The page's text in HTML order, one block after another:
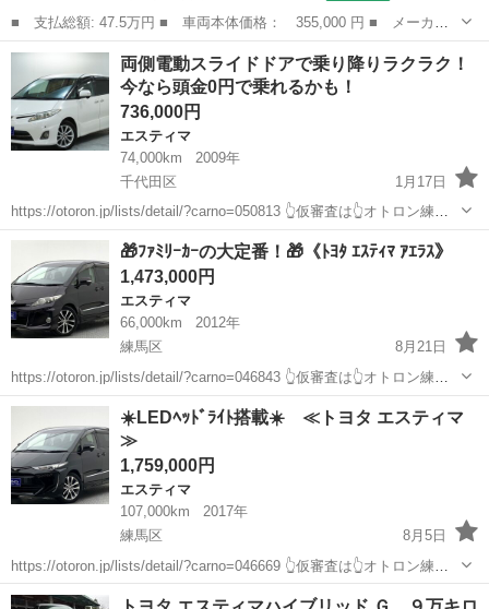
■ 支払総額: 47.5万円 ■ 車両本体価格： 355,000 円 ■ メーカー
名： トヨタ ■ 車種名： エスティマ ■ グレード名： ２．４ア
エラス Ｇエディション バックカメラ ドライブレコーダー 両側
パワースライ...
埼玉 三郷市 エスティマ
両側電動スライドドアで乗り降りラクラク！
今なら頭金0円で乗れるかも！
736,000円
エスティマ
74,000km
2009年
千代田区
1月17日
https://otoron.jp/lists/detail/?carno=050813 👆仮審査は👆オトロン練馬
店へ✨👆🌠 車内広々で後席モニター付き！ファミリーカーとしておす
すめの一台です！他にも様々な車両が入荷...
東京 千代田区 エスティマ 車両
🎁ﾌｧﾐﾘｰｶｰの大定番！🎁《ﾄﾖﾀ ｴｽﾃｨﾏ ｱｴﾗｽ》
1,473,000円
エスティマ
66,000km
2012年
練馬区
8月21日
https://otoron.jp/lists/detail/?carno=046843 👆仮審査は👆オトロン練馬
店へ✨👆🌠 ✨毎日10件以上入庫中✨全店舗の在庫をご納車可能！！ 🔴
下取最低保証金額アップ中🎊🔴...
東京 練馬区 エスティマ カー
☀️LEDﾍｯﾄﾞﾗｲﾄ搭載☀️ ≪トヨタ エスティマ
≫
1,759,000円
エスティマ
107,000km
2017年
練馬区
8月5日
https://otoron.jp/lists/detail/?carno=046669 👆仮審査は👆オトロン練馬
店へ✨👆🌠 ✨毎日10件以上入庫中✨全店舗の在庫をご納車可能！！ 🔴
東京 練馬区 エスティマ ヘッドライト